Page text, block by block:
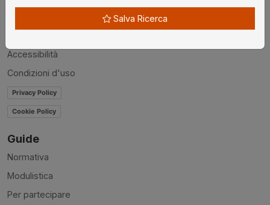
Accessibilità
Condizioni d'uso
Privacy Policy
Cookie Policy
Guide
Normativa
Modulistica
Per partecipare
Salva Ricerca